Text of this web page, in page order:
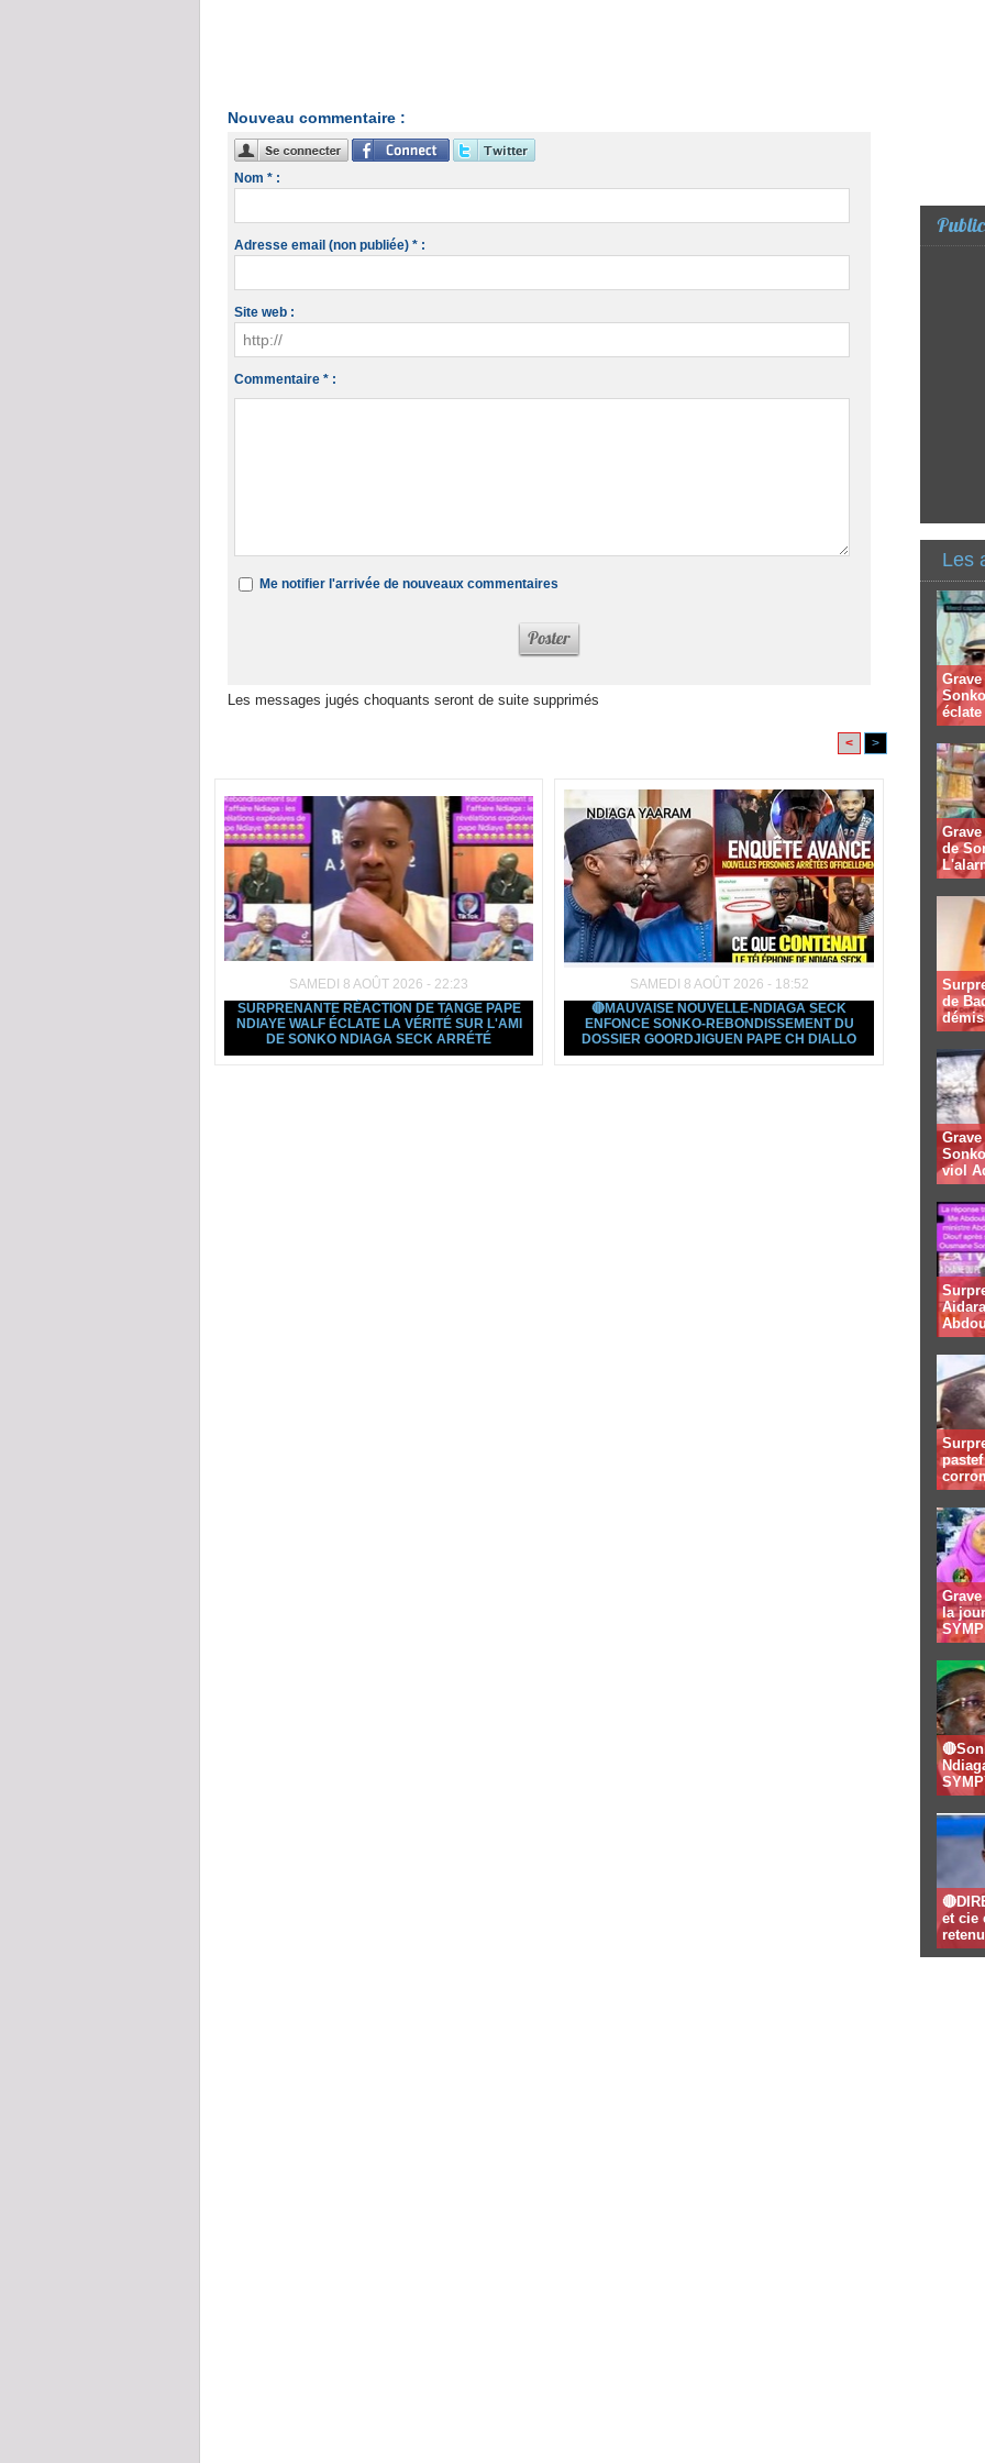
Nouveau commentaire :
Nom * :
Adresse email (non publiée) * :
Site web :
Commentaire * :
Me notifier l'arrivée de nouveaux commentaires
Les messages jugés choquants seront de suite supprimés
< >
SAMEDI 8 AOÛT 2026 - 22:23
SURPRENANTE RÉACTION DE TANGE PAPE
NDIAYE WALF ÉCLATE LA VÉRITÉ SUR L'AMI
DE SONKO NDIAGA SECK ARRÉTÉ
SAMEDI 8 AOÛT 2026 - 18:52
🔴MAUVAISE NOUVELLE-NDIAGA SECK
ENFONCE SONKO-REBONDISSEMENT DU
DOSSIER GOORDJIGUEN PAPE CH DIALLO
Les
de
de
viol
la
et cie